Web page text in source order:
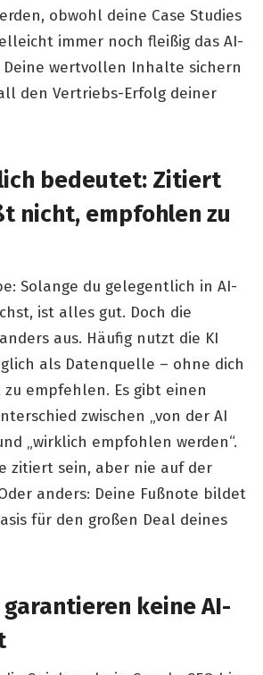
obwohl deine Case Studies
immer noch fleißig das AI-
wertvollen Inhalte sichern
den Vertriebs-Erfolg deiner
bedeutet: Zitiert
nicht, empfohlen zu
Solange du gelegentlich in AI-
ist alles gut. Doch die
aus. Häufig nutzt die KI
als Datenquelle – ohne dich
empfehlen. Es gibt einen
zwischen „von der AI
„wirklich empfohlen werden“.
zitiert sein, aber nie auf der
anders: Deine Fußnote bildet
für den großen Deal deines
garantieren keine AI-